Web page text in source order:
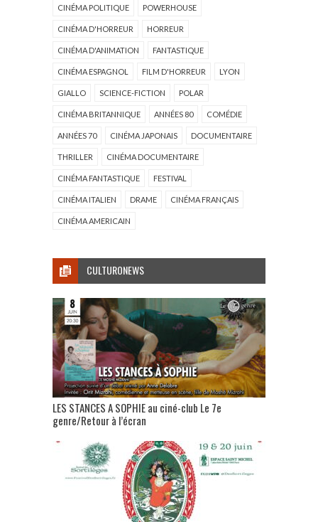
CINÉMA POLITIQUE POWERHOUSE
CINÉMA D'HORREUR HORREUR
CINÉMA D'ANIMATION FANTASTIQUE
CINÉMA ESPAGNOL FILM D'HORREUR LYON
GIALLO SCIENCE-FICTION POLAR
CINÉMA BRITANNIQUE ANNÉES 80 COMÉDIE
ANNÉES 70 CINÉMA JAPONAIS DOCUMENTAIRE
THRILLER CINÉMA DOCUMENTAIRE
CINÉMA FANTASTIQUE FESTIVAL
CINÉMA ITALIEN DRAME CINÉMA FRANÇAIS
CINÉMA AMERICAIN
CULTURONEWS
LES STANCES A SOPHIE au ciné-club Le 7e
genre/Retour à l’écran